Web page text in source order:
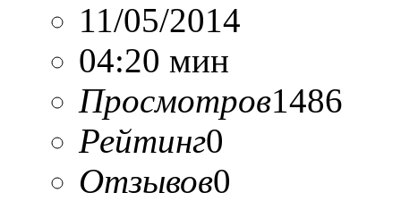
11/05/2014
04:20 мин
Просмотров1486
Рейтинг0
Отзывов0